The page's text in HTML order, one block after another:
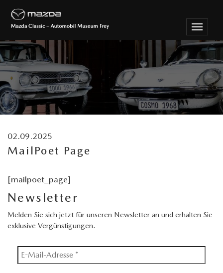
Menu
nutzen
02.09.2025
MailPoet Page
[mailpoet_page]
Newsletter
Melden Sie sich jetzt für unseren Newsletter an und erhalten Sie
exklusive Vergünstigungen.